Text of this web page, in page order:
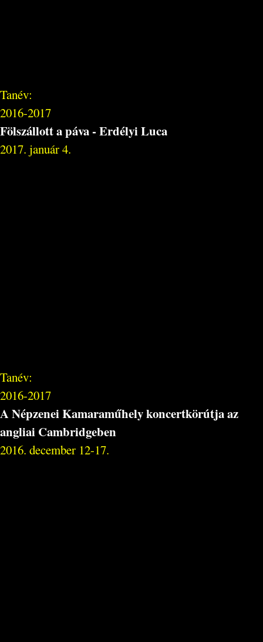
Tanév:
2016-2017
Fölszállott a páva - Erdélyi Luca
2017. január 4.
Tanév:
2016-2017
A Népzenei Kamaraműhely koncertkörútja az
angliai Cambridgeben
2016. december 12-17.